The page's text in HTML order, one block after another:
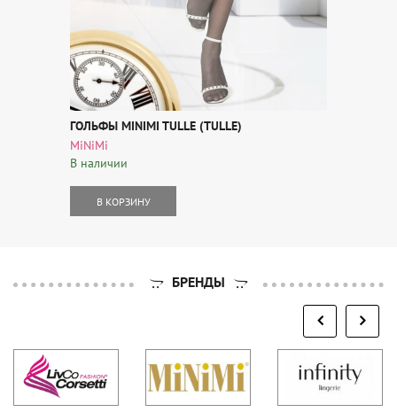
ГОЛЬФЫ MINIMI TULLE (TULLE)
MiNiMi
В наличии
В КОРЗИНУ
БРЕНДЫ